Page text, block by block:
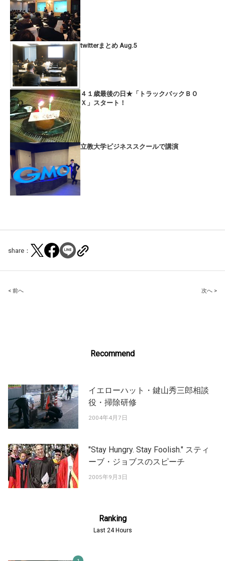
twitterまとめ Aug.5
４１歳最後の日★「トラックバックＢＯ
Ｘ」スタート！
立教大学ビジネススクールで講演
share：
Post
< 前へ 次へ >
Recommend
イエローハット・鍵山秀三郎相談
役・掃除研修
2004年4月7日
"Stay Hungry. Stay Foolish." スティ
ーブ・ジョブスのスピーチ
2005年9月3日
Ranking
Last 24 Hours